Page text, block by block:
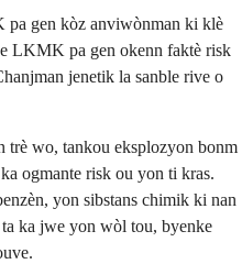
gen kòz anviwònman ki klè
LKMK pa gen okenn faktè risk
jenetik la sanble rive o
trè wo, tankou eksplozyon bonm
ogmante risk ou yon ti kras.
yon sibstans chimik ki nan
ka jwe yon wòl tou, byenke